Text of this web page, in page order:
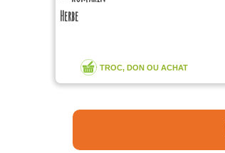
TROC, DON OU ACHAT